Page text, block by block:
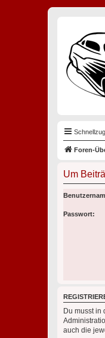
Foren-
Um
Passwort:
Du musst in
auch die